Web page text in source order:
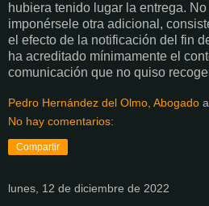
hubiera tenido lugar la entrega.
imponérsele otra adicional,
el efecto de la notificación del fin
ha acreditado mínimamente el
comunicación que no quiso
Pedro Hernández del Olmo, Abogado
No hay comentarios:
Compartir
lunes, 12 de diciembre de 2022